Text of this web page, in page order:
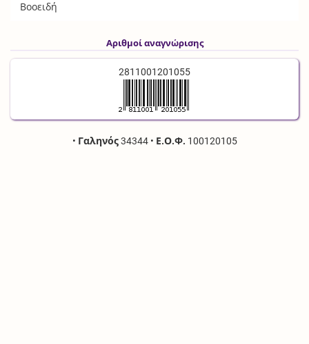
Βοοειδή
Αριθμοί αναγνώρισης
2811001201055
• Γαληνός34344 • Ε.Ο.Φ. 100120105